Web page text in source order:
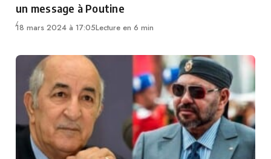
un message à Poutine
18 mars 2024 à 17:05Lecture en 6 min